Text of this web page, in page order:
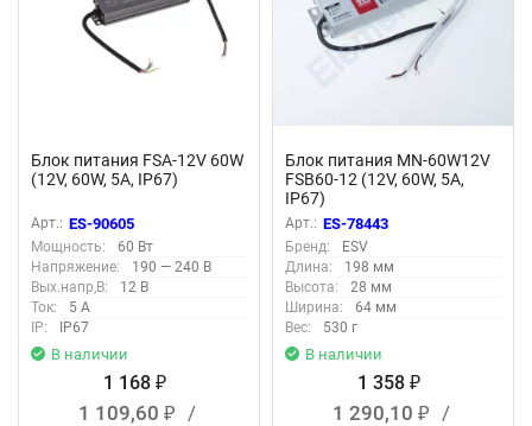
Блок питания FSA-12V 60W
(12V, 60W, 5A, IP67)
Арт.: ES-90605
Мощность:
60 Вт
Напряжение:
190 — 240 В
Вых.напр,В:
12 В
Ток:
5 А
IP:
IP67
В наличии
1 168 ₽
1 109,60 ₽
/
Блок питания MN-60W12V
FSB60-12 (12V, 60W, 5A,
IP67)
Арт.: ES-78443
Бренд:
ESV
Длина:
198 мм
Высота:
28 мм
Ширина:
64 мм
Вес:
530 г
В наличии
1 358 ₽
1 290,10 ₽
/